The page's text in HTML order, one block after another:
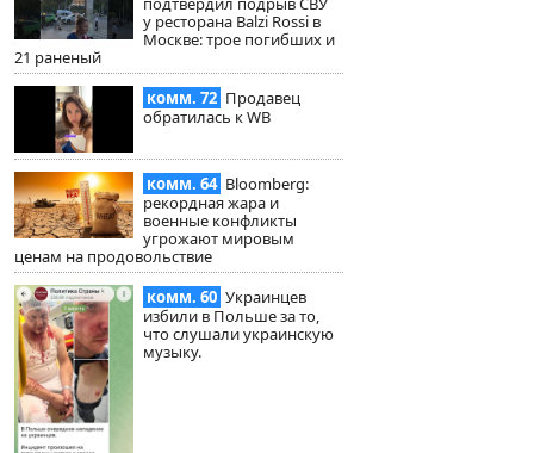
у ресторана Balzi Rossi в
Москве: трое погибших и
21 раненый
комм. 72 Продавец
обратилась к WB
комм. 64 Bloomberg:
рекордная жара и
военные конфликты
угрожают мировым
ценам на продовольствие
комм. 60 Украинцев
избили в Польше за то,
что слушали украинскую
музыку.